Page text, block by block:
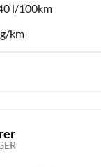
l/100km
km